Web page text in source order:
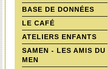
BASE DE DONNÉES
LE CAFÉ
ATELIERS ENFANTS
SAMEN - LES AMIS DU
MEN